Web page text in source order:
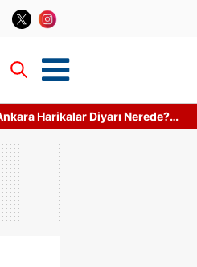
Diyarı Nerede?
Ne Kadar?